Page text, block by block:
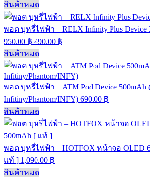
สินค้าหมด
พอต บุหรี่ไฟฟ้า – RELX Infinity Plus Device
950.00฿ 490.00 ฿
สินค้าหมด
พอต บุหรี่ไฟฟ้า – ATM Pod Device 500mAh
Infitiny/Phantom/INFY) 690.00 ฿
สินค้าหมด
พอต บุหรี่ไฟฟ้า – HOTFOX หน้าจอ OLED
แท้ ] 1,090.00 ฿
สินค้าหมด